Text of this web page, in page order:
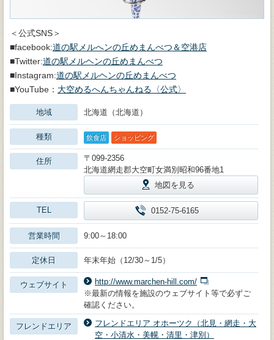
＜公式SNS＞
■facebook:道の駅メルへンの丘めまんべつ＆空港店
■Twitter:道の駅メルヘンの丘めまんべつ
■Instagram:道の駅メルヘンの丘めまんべつ
■YouTube： 大空めるへんちゃんねる〈公式〉
地域 北海道（北海道）
種類 飲食店 ショッピング
住所
〒099-2356
北海道網走郡大空町女満別昭和96番地1
地図を見る
TEL 0152-75-6165
営業時間 9:00～18:00
定休日 年末年始（12/30～1/5）
ウェブサイト
http://www.marchen-hill.com/
※最新の情報を施設のウェブサイト等で必ずご
確認ください。
フレンドエリア
フレンドエリア オホーツク（北見・網走・大
空・小清水・美幌・清里・津別）